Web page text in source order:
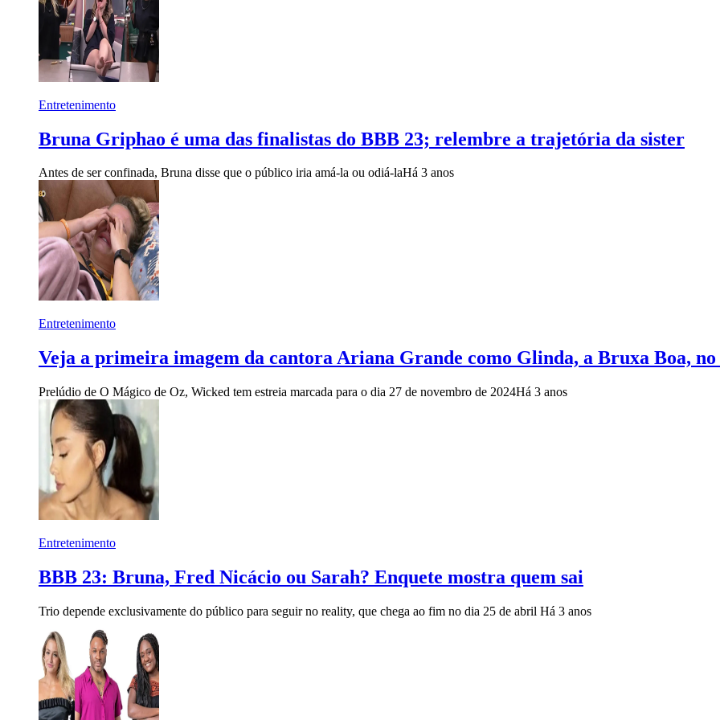
Entretenimento
Bruna Griphao é uma das finalistas do BBB 23; relembre a trajetória da sister
Antes de ser confinada, Bruna disse que o público iria amá-la ou odiá-laHá 3 anos
Entretenimento
Veja a primeira imagem da cantora Ariana Grande como Glinda, a Bruxa Boa,
Prelúdio de O Mágico de Oz, Wicked tem estreia marcada para o dia 27 de novembro de 2024Há 3 anos
Entretenimento
BBB 23: Bruna, Fred Nicácio ou Sarah? Enquete mostra quem sai
Trio depende exclusivamente do público para seguir no reality, que chega ao fim no dia 25 de abril Há 3 anos